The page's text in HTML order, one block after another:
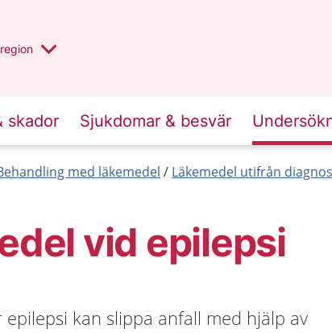
valt region
en annan
region
skador Sjukdomar & besvär
med läkemedel Läkemedel utifrån diagnos
vid epilepsi
epilepsi kan slippa anfall med hjälp av